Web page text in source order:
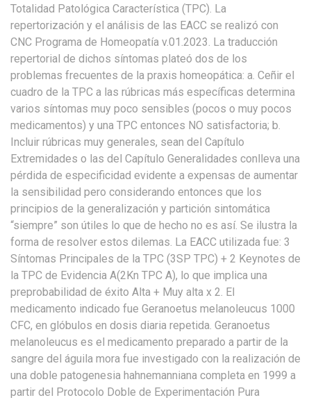
Totalidad Patológica Característica (TPC). La
repertorización y el análisis de las EACC se realizó con
CNC Programa de Homeopatía v.01.2023. La traducción
repertorial de dichos síntomas plateó dos de los
problemas frecuentes de la praxis homeopática: a. Ceñir el
cuadro de la TPC a las rúbricas más específicas determina
varios síntomas muy poco sensibles (pocos o muy pocos
medicamentos) y una TPC entonces NO satisfactoria; b.
Incluir rúbricas muy generales, sean del Capítulo
Extremidades o las del Capítulo Generalidades conlleva una
pérdida de especificidad evidente a expensas de aumentar
la sensibilidad pero considerando entonces que los
principios de la generalización y partición sintomática
“siempre” son útiles lo que de hecho no es así. Se ilustra la
forma de resolver estos dilemas. La EACC utilizada fue: 3
Síntomas Principales de la TPC (3SP TPC) + 2 Keynotes de
la TPC de Evidencia A(2Kn TPC A), lo que implica una
preprobabilidad de éxito Alta + Muy alta x 2. El
medicamento indicado fue Geranoetus melanoleucus 1000
CFC, en glóbulos en dosis diaria repetida. Geranoetus
melanoleucus es el medicamento preparado a partir de la
sangre del águila mora fue investigado con la realización de
una doble patogenesia hahnemanniana completa en 1999 a
partir del Protocolo Doble de Experimentación Pura